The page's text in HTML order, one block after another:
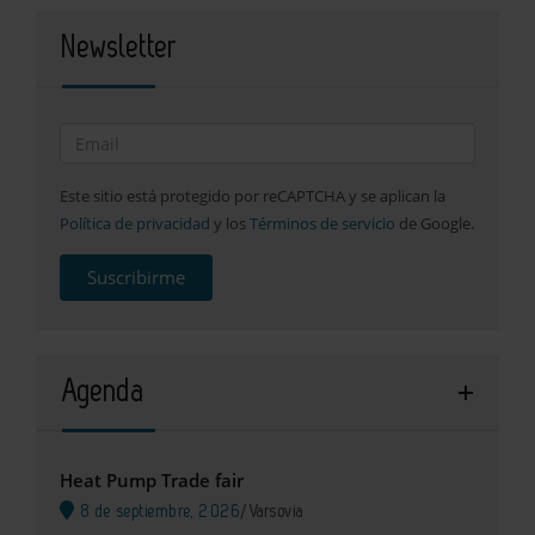
Newsletter
Este sitio está protegido por reCAPTCHA y se aplican la
Política de privacidad y los Términos de servicio de Google.
Suscribirme
Agenda
Heat Pump Trade fair
8 de septiembre, 2026/ Varsovia